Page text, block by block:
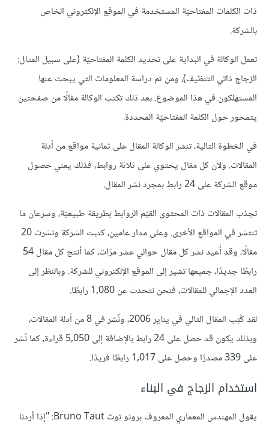
ذات الكلمات المفتاحيّة المستخدمة في الموقع الإلكتروني الخاص
بالشركة.
تعمل الوكالة في البداية على تحديد الكلمة المفتاحيّة (على سبيل المثال:
الزجاج ذاتي التنظيف)، ومن ثم دراسة المعلومات التي يبحث عنها
المستهلكون في هذا الموضوع. بعد ذلك تكتب الوكالة مقالًا من صفحتين
يتمحور حول الكلمة المفتاحيّة المحددة.
في الخطوة التالية، تنشر الوكالة المقال على ثمانية مواقع من أدلة
المقالات. ولأن كل مقال يحتوي على ثلاثة روابط، فذلك يعني حصول
موقع الشركة على 24 رابط بمجرد نشر المقال.
تجذب المقالات ذات المحتوى القيّم الروابط بطريقة طبيعيّة، وسرعان ما
تنتشر في المواقع الأخرى. وعلى مدار عامين، كتبت الشركة ونشرت 20
مقالًا، وقد أُعيد نشر كل مقال حوالي عشر مرّات، كما أنتج كل مقال 54
رابطًا جديدًا، جميعها تشير إلى الموقع الإلكتروني للشركة. وبالنظر إلى
العدد الإجمالي للمقالات، فنحن نتحدث عن 1,080 رابطًا.
لقد كُتِب المقال التالي في يناير 2006، ونُشر في 8 من أدلة المقالات،
وبذلك يكون قد حصل على 24 رابط بالإضافة إلى 5,050 قراءة، كما نُشر
على 339 مصدرًا وحصل على 1,017 رابطًا فريدًا.
استخدام الزجاج في البناء
يقول المهندس المعماري المعروف برونو توت Bruno Taut: "إذا أردنا